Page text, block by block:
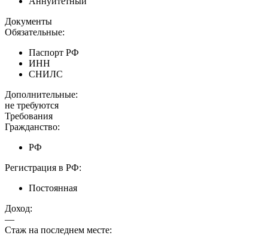
Документы
Обязательные:
Паспорт РФ
ИНН
СНИЛС
Дополнительные:
не требуются
Требования
Гражданство:
РФ
Регистрация в РФ:
Постоянная
Доход:
—
Стаж на последнем месте: